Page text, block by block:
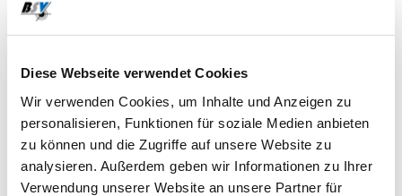
Diese Webseite verwendet Cookies
Wir verwenden Cookies, um Inhalte und Anzeigen zu
personalisieren, Funktionen für soziale Medien anbieten
zu können und die Zugriffe auf unsere Website zu
analysieren. Außerdem geben wir Informationen zu Ihrer
Verwendung unserer Website an unsere Partner für
2024